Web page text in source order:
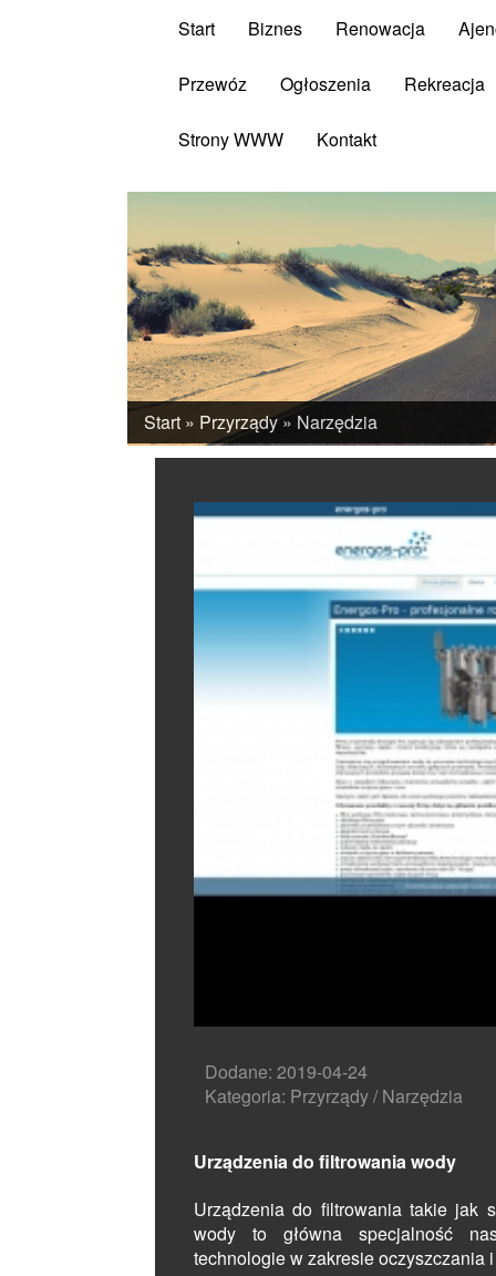
Start Biznes Renowacja
Przewóz Ogłoszenia Rekreacja
Strony WWW Kontakt
Start » Przyrządy» Narzędzia
Dodane: 2019-04-24
Kategoria: Przyrządy / Narzędzia
Urządzenia do filtrowania wody
Urządzenia do filtrowania takie jak
wody to główna specjalność
technologie w zakresie oczyszczania